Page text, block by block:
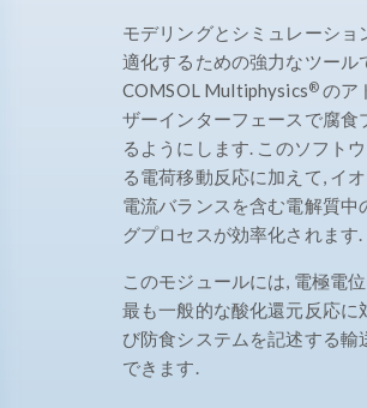
モデリングとシミュレーショ
適化するための強力なツール
COMSOL Multiphysics® のア
ザーインターフェースで腐食
るようにします. このソフト
る電荷移動反応に加えて, イ
電流バランスを含む電解質中
グプロセスが効率化されます.
このモジュールには, 電極電
最も一般的な酸化還元反応に
び防食システムを記述する輸
できます.